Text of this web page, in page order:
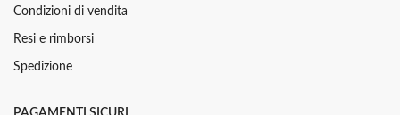
Condizioni di vendita
Resi e rimborsi
Spedizione